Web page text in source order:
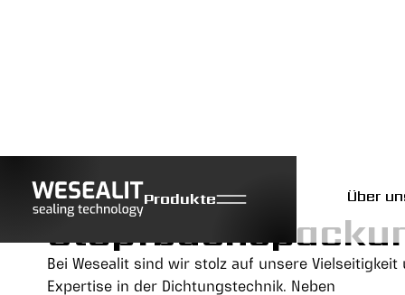
Produkte Über
Bei Wesealit sind wir stolz auf unsere Vielseitigkeit
Expertise in der Dichtungstechnik. Neben